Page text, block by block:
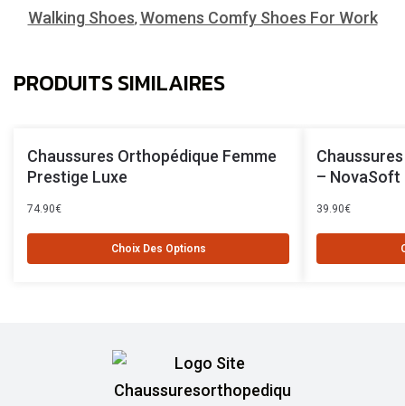
Walking Shoes, Womens Comfy Shoes For Work
PRODUITS SIMILAIRES
Chaussures Orthopédique Femme
Prestige Luxe
74.90€
Choix Des Options
– NovaSoft
39.90€